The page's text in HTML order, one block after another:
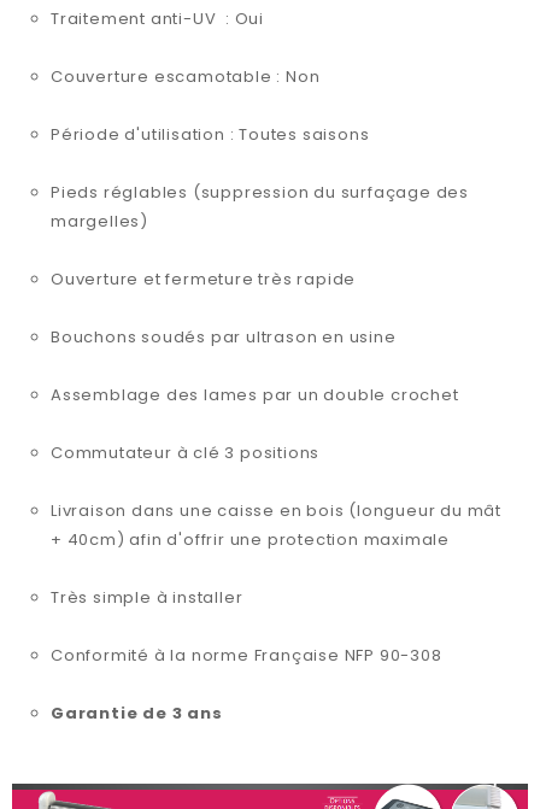
Traitement anti-UV : Oui
Couverture escamotable : Non
Période d'utilisation : Toutes saisons
Pieds réglables (suppression du surfaçage des
margelles)
Ouverture et fermeture très rapide
Bouchons soudés par ultrason en usine
Assemblage des lames par un double crochet
Commutateur à clé 3 positions
Livraison dans une caisse en bois (longueur du mât
+ 40cm) afin d'offrir une protection maximale
Très simple à installer
Conformité à la norme Française NFP 90-308
Garantie de 3 ans